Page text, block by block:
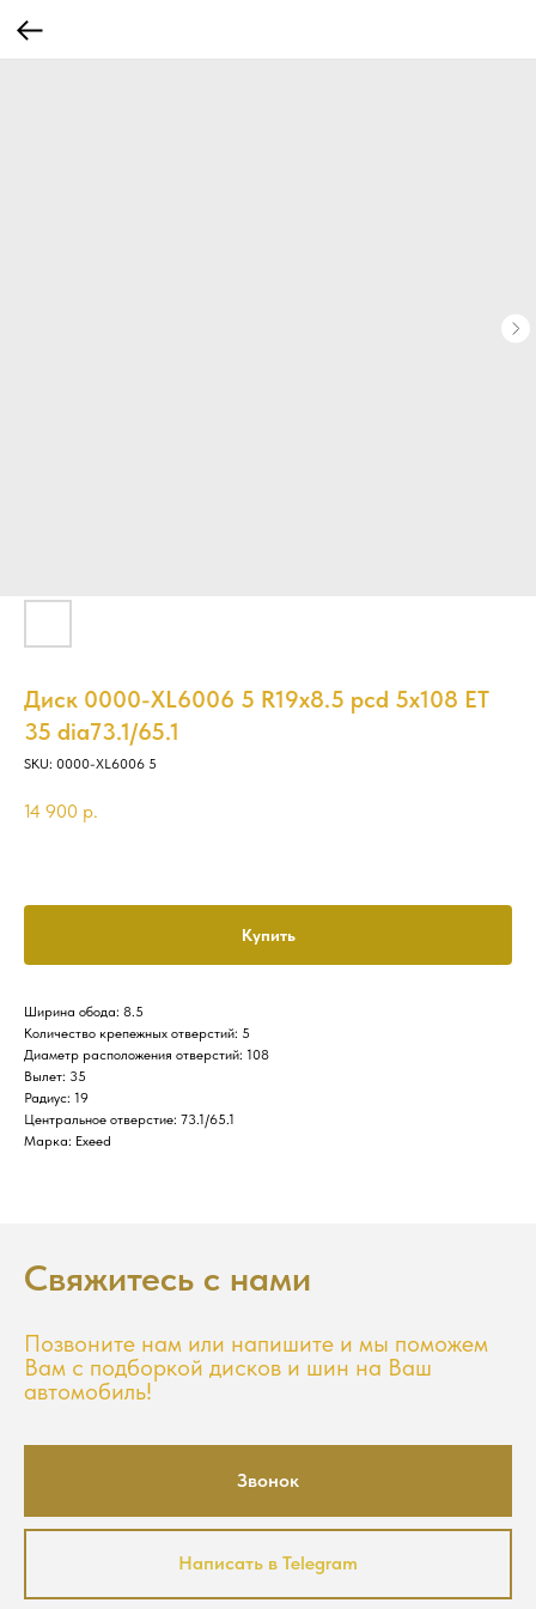
Диск 0000-XL6006 5 R19x8.5 pcd 5x108 ET
35 dia73.1/65.1
SKU: 0000-XL6006 5
14 900 р.
Купить
Ширина обода: 8.5
Количество крепежных отверстий: 5
Диаметр расположения отверстий: 108
Вылет: 35
Радиус: 19
Центральное отверстие: 73.1/65.1
Марка: Exeed
Свяжитесь с нами
Позвоните нам или напишите и мы поможем
Вам с подборкой дисков и шин на Ваш
автомобиль!
Звонок
Написать в Telegram